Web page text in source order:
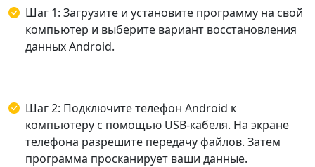
Шаг 1: Загрузите и установите программу на свой
компьютер и выберите вариант восстановления
данных Android.
Шаг 2: Подключите телефон Android к
компьютеру с помощью USB-кабеля. На экране
телефона разрешите передачу файлов. Затем
программа просканирует ваши данные.